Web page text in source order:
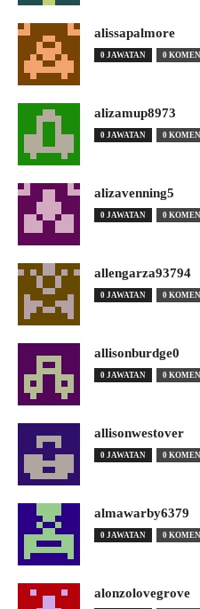
alissapalmore
0 JAWATAN 0 KOMEN
alizamup8973
0 JAWATAN 0 KOMEN
alizavenning5
0 JAWATAN 0 KOMEN
allengarza93794
0 JAWATAN 0 KOMEN
allisonburdge0
0 JAWATAN 0 KOMEN
allisonwestover
0 JAWATAN 0 KOMEN
almawarby6379
0 JAWATAN 0 KOMEN
alonzolovegrove